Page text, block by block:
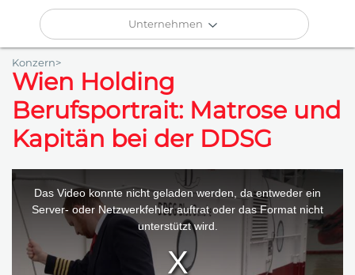
Unternehmen
Konzern>
Wien Holding
Berufsportrait: Matrose und
Kapitän bei der DDSG
is
window.
Das Video konnte nicht geladen werden, da entweder ein
Server- oder Netzwerkfehler auftrat oder das Format nicht
unterstützt wird.